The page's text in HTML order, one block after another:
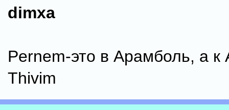
dimxa
Pernem-это в Арамболь, а к
Thivim